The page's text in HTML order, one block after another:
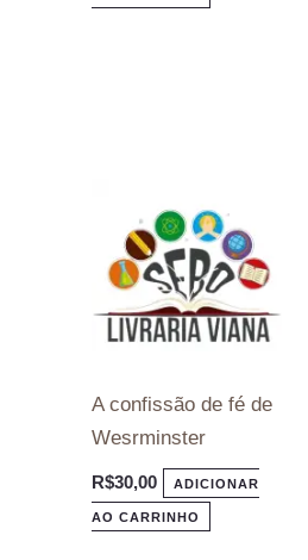
A confissão de fé de
Wesrminster
R$30,00 ADICIONAR
AO CARRINHO